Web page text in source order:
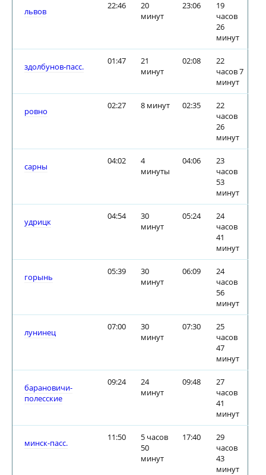
львов
22:46
20
минут
23:06
19
часов
26
минут
здолбунов-пасс.
01:47
21
минут
02:08
22
часов 7
минут
ровно
02:27 8 минут 02:35
22
часов
26
минут
сарны
04:02
4
минуты
04:06
23
часов
53
минут
удрицк
04:54
30
минут
05:24
24
часов
41
минут
горынь
05:39
30
минут
06:09
24
часов
56
минут
лунинец
07:00
30
минут
07:30
25
часов
47
минут
барановичи-
полесские
09:24
24
минут
09:48
27
часов
41
минут
минск-пасс.
11:50
5 часов
50
минут
17:40
29
часов
43
минут